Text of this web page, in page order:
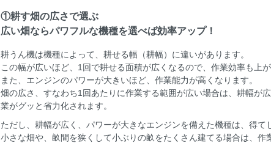
①耕す畑の広さで選ぶ
広い畑ならパワフルな機種を選べば効率アップ！
耕うん機は機種によって、耕せる幅（耕幅）に違いがあります。
この幅が広いほど、1回で耕せる面積が広くなるので、作業効率も上が
また、エンジンのパワーが大きいほど、作業能力が高くなります。
畑の広さ、すなわち1回あたりに作業する範囲が広い場合は、耕幅が
業がグッと省力化されます。
ただし、耕幅が広く、パワーが大きなエンジンを備えた機種は、得て
小さな畑や、畝間を狭くして小ぶりの畝をたくさん建てる場合は、作